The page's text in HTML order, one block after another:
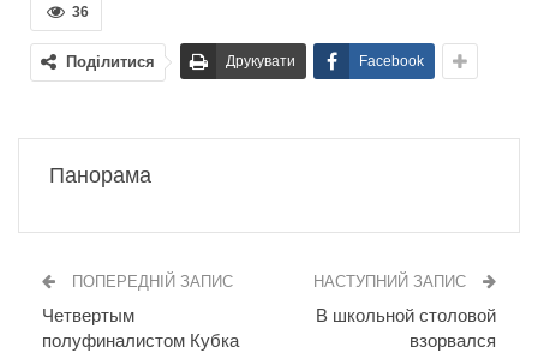
36
Поділитися Друкувати Facebook
Панорама
ПОПЕРЕДНІЙ ЗАПИС
Четвертым
полуфиналистом Кубка
НАСТУПНИЙ ЗАПИС
В школьной столовой
взорвался